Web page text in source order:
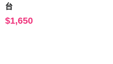
台
$1,650